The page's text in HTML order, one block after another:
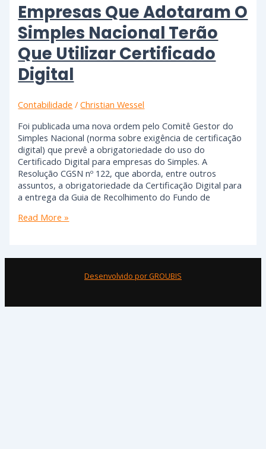
Empresas Que Adotaram O
Simples Nacional Terão
Que Utilizar Certificado
Digital
Contabilidade /Christian Wessel
Foi publicada uma nova ordem pelo Comitê Gestor do
Simples Nacional (norma sobre exigência de certificação
digital) que prevê a obrigatoriedade do uso do
Certificado Digital para empresas do Simples. A
Resolução CGSN nº 122, que aborda, entre outros
assuntos, a obrigatoriedade da Certificação Digital para
a entrega da Guia de Recolhimento do Fundo de
Read More »
Desenvolvido por GROUBIS